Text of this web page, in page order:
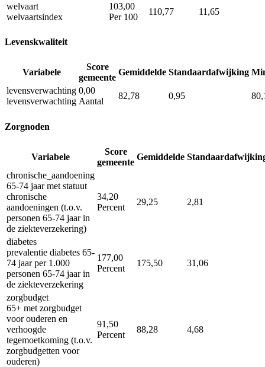
welvaart
welvaartsindex
103,00
Per 100
110,77 11,65
Levenskwaliteit
Variabele
Score
gemeente
Gemiddelde Standaardafwijking
levensverwachting
levensverwachting
0,00
Aantal
82,78 0,95
Zorgnoden
Variabele
Score
gemeente
Gemiddelde
chronische_aandoening
65-74 jaar met statuut
chronische
aandoeningen (t.o.v.
personen 65-74 jaar in
de ziekteverzekering)
34,20
Percent
29,25 2,81
diabetes
prevalentie diabetes 65-
74 jaar per 1.000
personen 65-74 jaar in
de ziekteverzekering
177,00
Percent
175,50 31,06
zorgbudget
65+ met zorgbudget
voor ouderen en
verhoogde
tegemoetkoming (t.o.v.
zorgbudgetten voor
ouderen)
91,50
Percent
88,28 4,68